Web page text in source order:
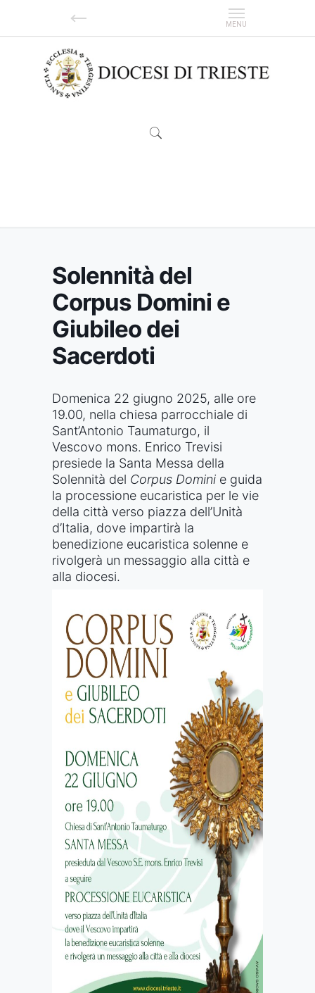
Solennità del
Corpus Domini e
Giubileo dei
Sacerdoti
Domenica 22 giugno 2025, alle ore
19.00, nella chiesa parrocchiale di
Sant’Antonio Taumaturgo, il
Vescovo mons. Enrico Trevisi
presiede la Santa Messa della
Solennità del Corpus Domini e guida
la processione eucaristica per le vie
della città verso piazza dell’Unità
d’Italia, dove impartirà la
benedizione eucaristica solenne e
rivolgerà un messaggio alla città e
alla diocesi.